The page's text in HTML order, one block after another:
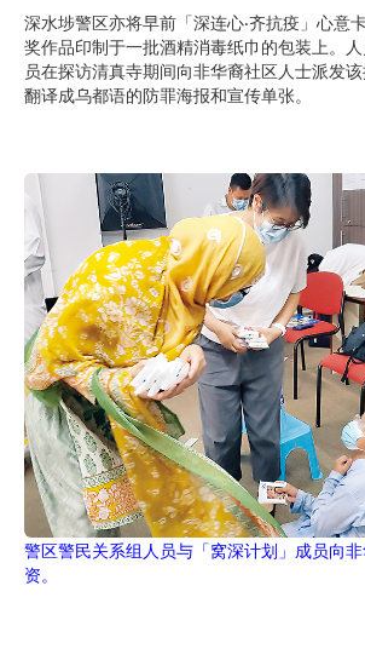
深水埗警区亦将早前「深连心‧齐抗疫」心意
奖作品印制于一批酒精消毒纸巾的包装上。
员在探访清真寺期间向非华裔社区人士派发
翻译成乌都语的防罪海报和宣传单张。
警区警民关系组人员与「窝深计划」成员向
资。